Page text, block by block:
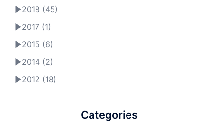
►2018 (45)
►2017 (1)
►2015 (6)
►2014 (2)
►2012 (18)
Categories